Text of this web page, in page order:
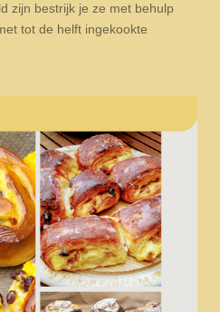
zijn bestrijk je ze met behulp
tot de helft ingekookte